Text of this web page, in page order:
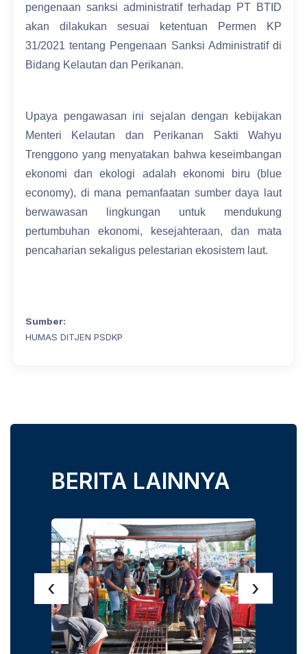
pengenaan sanksi administratif terhadap PT BTID
akan dilakukan sesuai ketentuan Permen KP
31/2021 tentang Pengenaan Sanksi Administratif di
Bidang Kelautan dan Perikanan.
Upaya pengawasan ini sejalan dengan kebijakan
Menteri Kelautan dan Perikanan Sakti Wahyu
Trenggono yang menyatakan bahwa keseimbangan
ekonomi dan ekologi adalah ekonomi biru (blue
economy), di mana pemanfaatan sumber daya laut
berwawasan lingkungan untuk mendukung
pertumbuhan ekonomi, kesejahteraan, dan mata
pencaharian sekaligus pelestarian ekosistem laut.
Sumber:
HUMAS DITJEN PSDKP
BERITA LAINNYA
‹ ›